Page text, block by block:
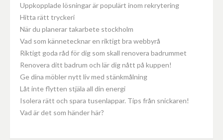
Uppkopplade lösningar är populärt inom rekrytering
Hitta rätt tryckeri
När du planerar takarbete stockholm
Vad som kännetecknar en riktigt bra webbyrå
Riktigt goda råd för dig som skall renovera badrummet
Renovera ditt badrum och lär dig nått på kuppen!
Ge dina möbler nytt liv med stänkmålning
Låt inte flytten stjäla all din energi
Isolera rätt och spara tusenlappar. Tips från snickaren!
Vad är det som händer här?